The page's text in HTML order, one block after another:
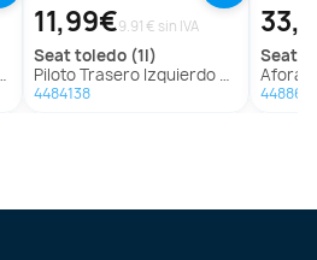
11,99€9.91 € sin IVA
seattoledo (1l)
Piloto Trasero Izquierdo para Seat Toledo (1L)
4484138
seat
Aforador